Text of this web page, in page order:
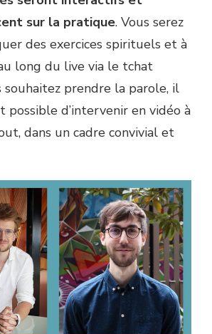
sur la pratique. Vous serez
des exercices spirituels et à
long du live via le tchat
souhaitez prendre la parole, il
possible d’intervenir en vidéo à
dans un cadre convivial et